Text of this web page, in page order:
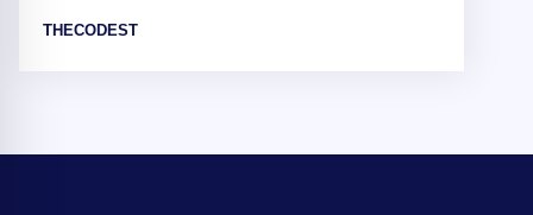
THECODEST